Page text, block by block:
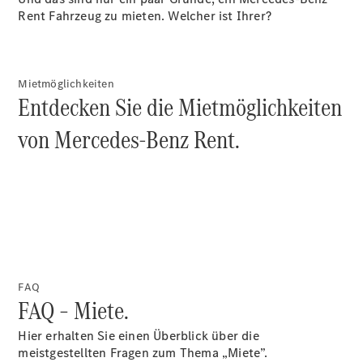
Reparatur
Accessories
Servicetermin
buchen
Rent Fahrzeug zu mieten. Welcher ist Ihrer?
Mietmöglichkeiten
Entdecken Sie die Mietmöglichkeiten
von Mercedes-Benz Rent.
FAQ
FAQ – Miete.
Hier erhalten Sie einen Überblick über die
meistgestellten Fragen zum Thema „Miete”.